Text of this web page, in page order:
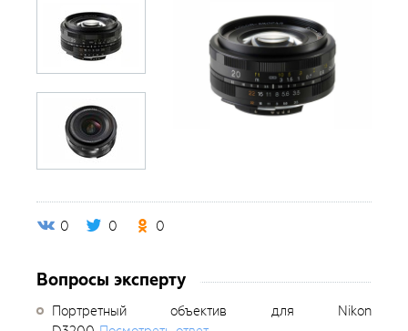
0 0 0
Вопросы эксперту
Портретный объектив для Nikon